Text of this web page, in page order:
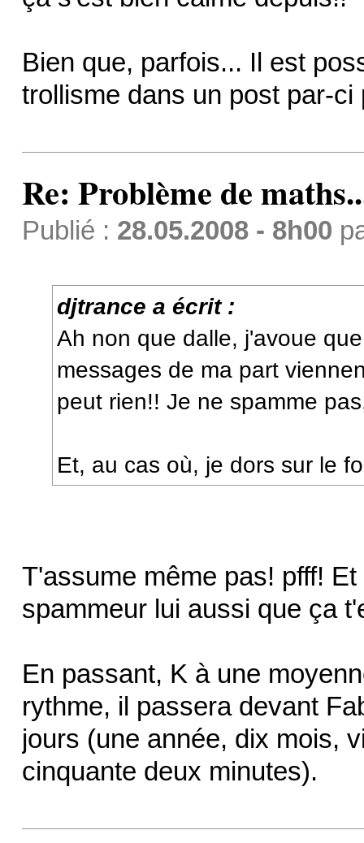
Bien que, parfois... Il est
trollisme dans un post par-ci
Re: Problème de
Publié : 28.05.2008 - 8h00
djtrance a écrit :
Ah non que dalle, j'avoue
messages de ma part
peut rien!! Je ne spamme
Et, au cas où, je dors sur le
T'assume même pas! pfff!
spammeur lui aussi que ça
En passant, K à une
rythme, il passera devant
jours (une année, dix mois,
cinquante deux minutes).